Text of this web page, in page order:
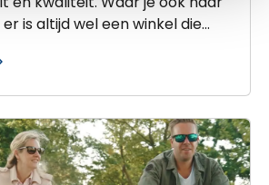
is altijd wel een winkel die
zonnebril of de laatste mode